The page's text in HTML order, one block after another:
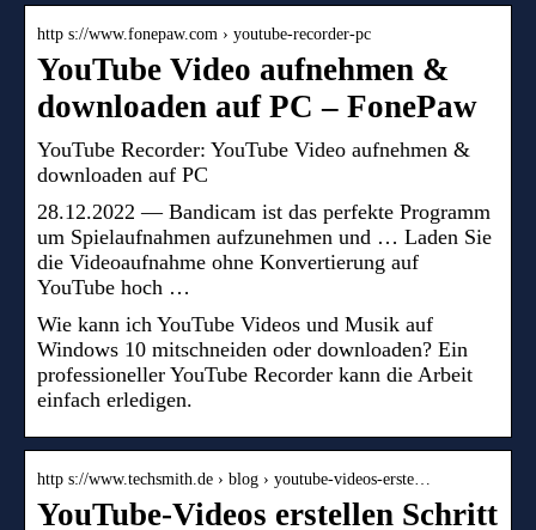
http s://www.fonepaw.com › youtube-recorder-pc
YouTube Video aufnehmen &
downloaden auf PC – FonePaw
YouTube Recorder: YouTube Video aufnehmen &
downloaden auf PC
28.12.2022 — Bandicam ist das perfekte Programm
um Spielaufnahmen aufzunehmen und … Laden Sie
die Videoaufnahme ohne Konvertierung auf
YouTube hoch …
Wie kann ich YouTube Videos und Musik auf
Windows 10 mitschneiden oder downloaden? Ein
professioneller YouTube Recorder kann die Arbeit
einfach erledigen.
http s://www.techsmith.de › blog › youtube-videos-erste…
YouTube-Videos erstellen Schritt